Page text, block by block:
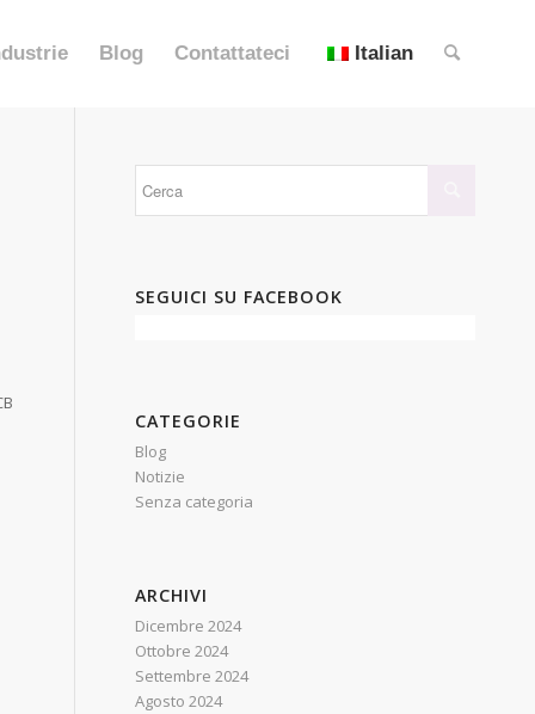
Blog Contattateci Italian
SEGUICI SU FACEBOOK
CATEGORIE
Blog
Notizie
Senza categoria
ARCHIVI
Dicembre 2024
Ottobre 2024
Settembre 2024
Agosto 2024